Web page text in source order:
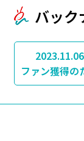
バック
2023.11.06
ファン獲得の